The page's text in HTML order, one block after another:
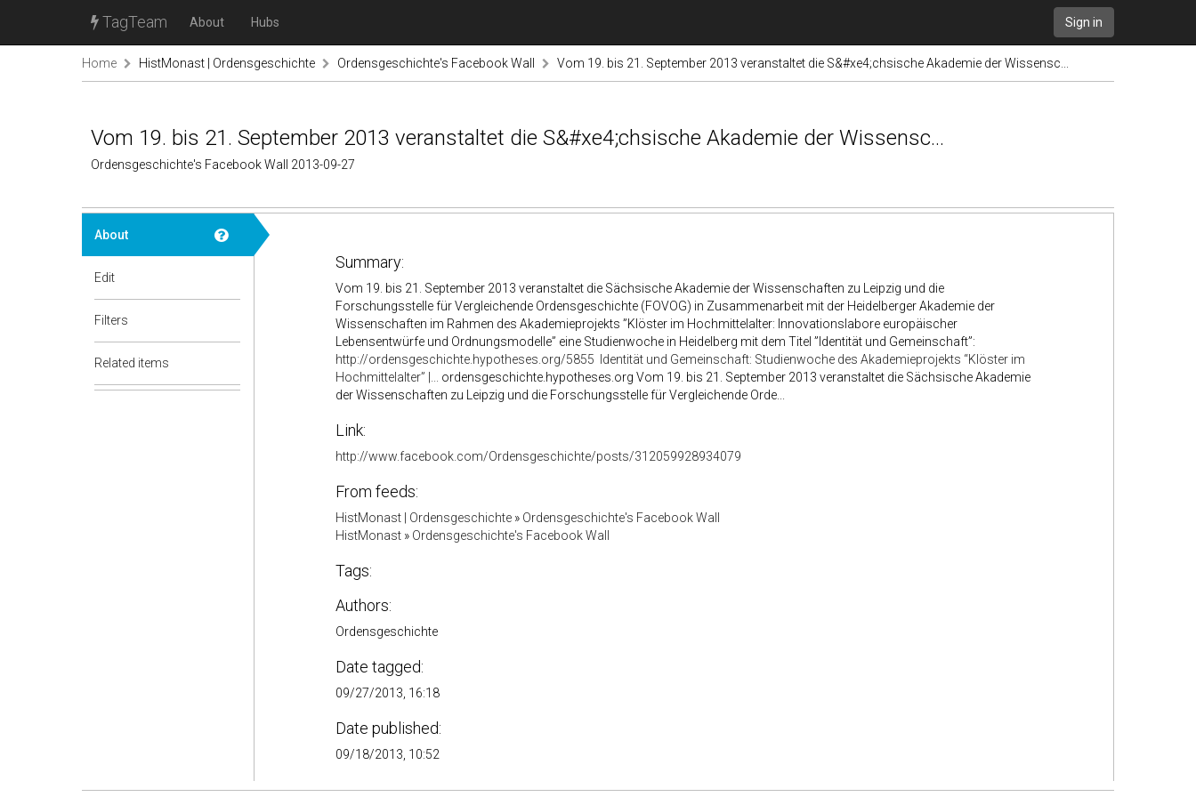
TagTeam About Hubs Sign in
Home HistMonast | Ordensgeschichte Ordensgeschichte's Facebook Wall Vom 19. bis 21. September 2013 veranstaltet die S&#xe4;chsische Akademie der Wissensc...
Vom 19. bis 21. September 2013 veranstaltet die S&#xe4;chsische Akademie der Wissensc...
Ordensgeschichte's Facebook Wall 2013-09-27
About
Edit
Filters
Related items
Summary:
Vom 19. bis 21. September 2013 veranstaltet die Sächsische Akademie der Wissenschaften zu Leipzig und die
Forschungsstelle für Vergleichende Ordensgeschichte (FOVOG) in Zusammenarbeit mit der Heidelberger Akademie der
Wissenschaften im Rahmen des Akademieprojekts ”Klöster im Hochmittelalter: Innovationslabore europäischer
Lebensentwürfe und Ordnungsmodelle” eine Studienwoche in Heidelberg mit dem Titel ”Identität und Gemeinschaft”:
http://ordensgeschichte.hypotheses.org/5855
Identität und Gemeinschaft: Studienwoche des Akademieprojekts “Klöster im
Hochmittelalter” |...
ordensgeschichte.hypotheses.org Vom 19. bis 21. September 2013 veranstaltet die Sächsische Akademie
der Wissenschaften zu Leipzig und die Forschungsstelle für Vergleichende Orde...
Link:
http://www.facebook.com/Ordensgeschichte/posts/312059928934079
From feeds:
HistMonast | Ordensgeschichte» Ordensgeschichte's Facebook Wall
HistMonast» Ordensgeschichte's Facebook Wall
Tags:
Authors:
Ordensgeschichte
Date tagged:
09/27/2013, 16:18
Date published:
09/18/2013, 10:52